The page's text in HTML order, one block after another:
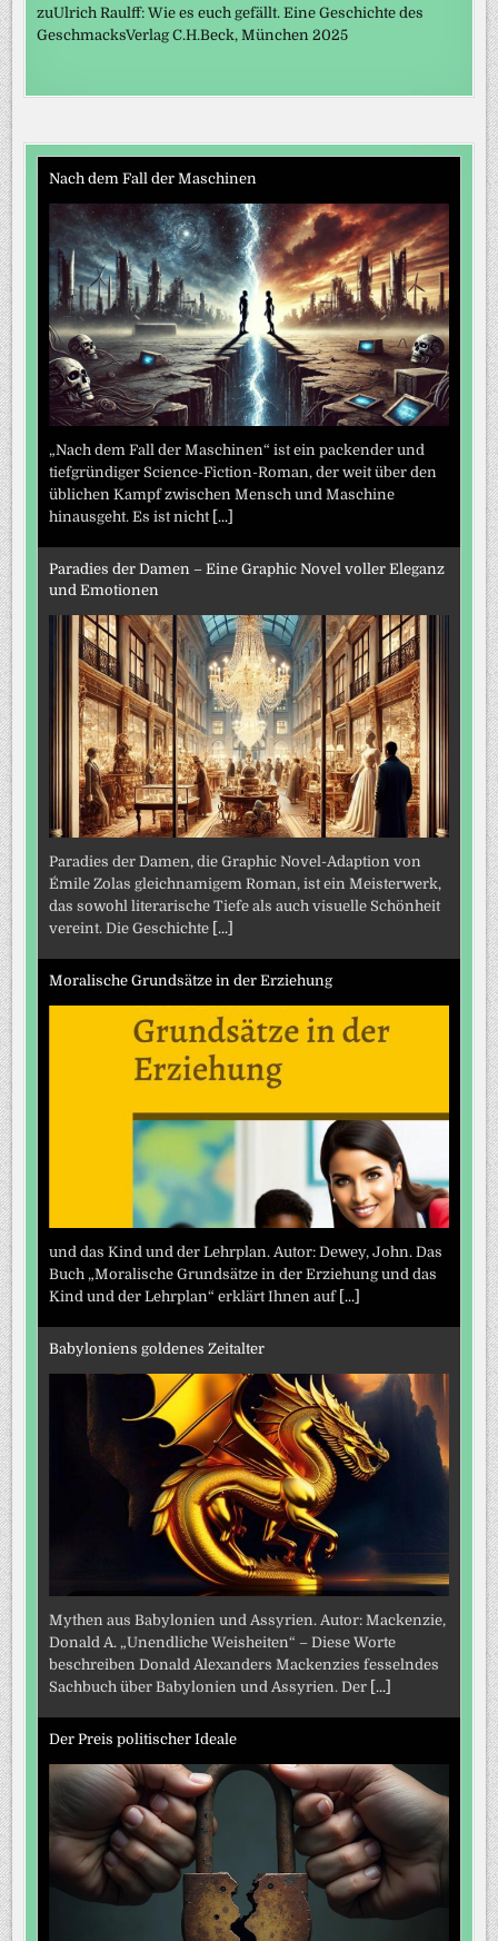
zuUlrich Raulff: Wie es euch gefällt. Eine Geschichte des
GeschmacksVerlag C.H.Beck, München 2025
Nach dem Fall der Maschinen
„Nach dem Fall der Maschinen“ ist ein packender und
tiefgründiger Science-Fiction-Roman, der weit über den
üblichen Kampf zwischen Mensch und Maschine
hinausgeht. Es ist nicht [...]
Paradies der Damen – Eine Graphic Novel voller Eleganz
und Emotionen
Paradies der Damen, die Graphic Novel-Adaption von
Émile Zolas gleichnamigem Roman, ist ein Meisterwerk,
das sowohl literarische Tiefe als auch visuelle Schönheit
vereint. Die Geschichte [...]
Moralische Grundsätze in der Erziehung
und das Kind und der Lehrplan. Autor: Dewey, John. Das
Buch „Moralische Grundsätze in der Erziehung und das
Kind und der Lehrplan“ erklärt Ihnen auf [...]
Babyloniens goldenes Zeitalter
Mythen aus Babylonien und Assyrien. Autor: Mackenzie,
Donald A. „Unendliche Weisheiten“ – Diese Worte
beschreiben Donald Alexanders Mackenzies fesselndes
Sachbuch über Babylonien und Assyrien. Der [...]
Der Preis politischer Ideale